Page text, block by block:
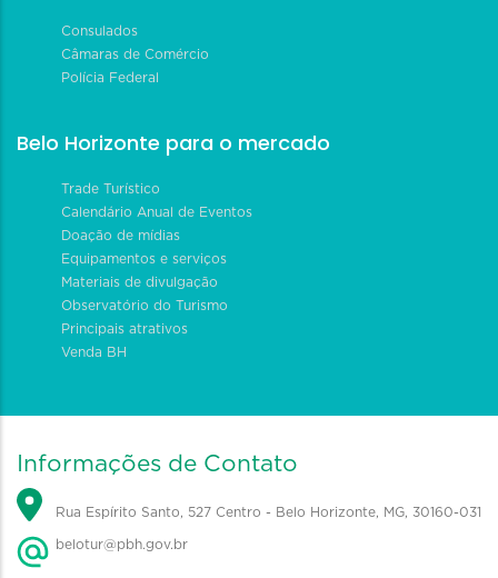
Consulados
Câmaras de Comércio
Polícia Federal
Belo Horizonte para o mercado
Trade Turístico
Calendário Anual de Eventos
Doação de mídias
Equipamentos e serviços
Materiais de divulgação
Observatório do Turismo
Principais atrativos
Venda BH
Informações de Contato
Rua Espírito Santo, 527 Centro - Belo Horizonte, MG, 30160-031
belotur@pbh.gov.br